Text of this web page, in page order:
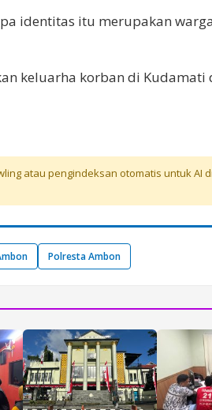
identitas itu merupakan warga
keluarha korban di Kudamati
atau pengindeksan otomatis untuk AI
Polresta Ambon